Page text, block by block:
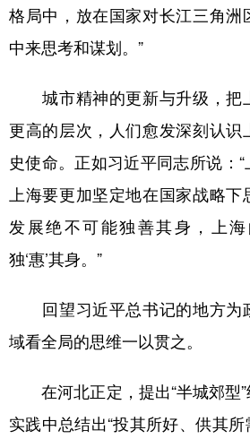
格局中，放在国家对长江三角洲
中来思考和谋划。”
城市精神的更新与升级，把
更高的层次，人们愈发深刻认识
史使命。正如习近平同志所说：“
上海要更加坚定地在国家战略
发展绝不可能独善其身，上
独‘惠’其身。”
回望习近平总书记的地方为
域看全局的思维一以贯之。
在河北正定，提出“半城郊型”
实践中总结出“投其所好、供其